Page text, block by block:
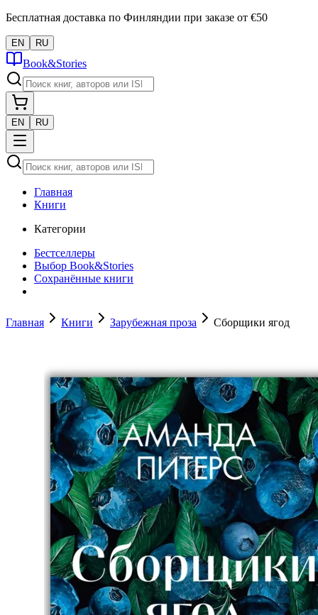
Бесплатная доставка по Финляндии при заказе от €50
EN RU
Book&Stories
EN RU
Главная
Книги
Категории
Бестселлеры
Выбор Book&Stories
Сохранённые книги
Главная Книги Зарубежная проза Сборщики ягод